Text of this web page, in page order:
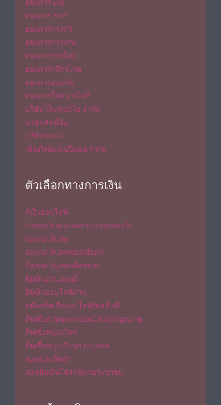
ธนาคาร uob
ธนาคาร ธกส
ธนาคารกรุงศรี
ธนาคารกรุงเทพ
ธนาคารกรุงไทย
ธนาคารกสิกรไทย
ธนาคารออมสิน
ธนาคารไทยพาณิชย์
บริษัท เงินเทอร์โบ จำกัด
บริษัทมันนี่ฮับ
บริษัทอิออน
เมืองไทยแคปปิตอล จำกัด
ตัวเลือกทางการเงิน
กู้เงินออนไลน์
บริการเงินด่วนนอกระบบปล่อยจริง
บัตรกดเงินสด
บัตรกดเงินสดดอกเบี้ยถูก
บัตรกดเงินสดสมัครง่าย
ยืมเงินด่วนตอนนี้
ยืมเงินออนไลน์ด่วน
สมัครสินเชื่อออนไลน์รู้ผลทันที
สินเชื่อส่วนบุคคลออนไลน์ถูกกฎหมาย
สินเชื่อหมุนเวียน
สินเชื่อหมุนเวียนส่วนบุคคล
แอพผ่อนสินค้า
แอพยืมเงินใช้แค่บัตรประชาชน